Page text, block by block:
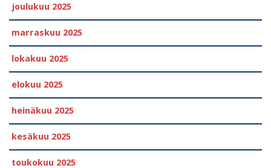
joulukuu 2025
marraskuu 2025
lokakuu 2025
elokuu 2025
heinäkuu 2025
kesäkuu 2025
toukokuu 2025